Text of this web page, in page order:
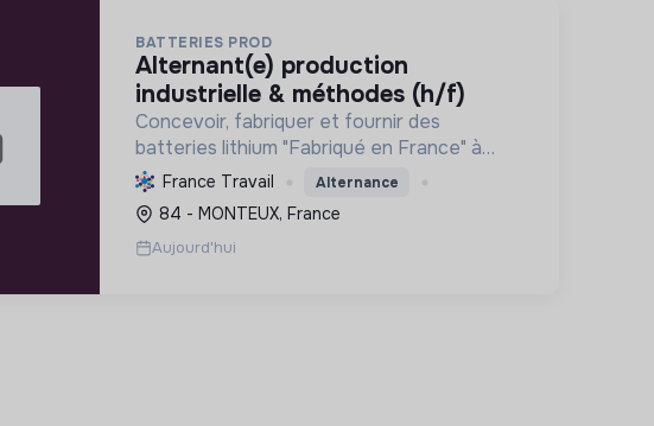
BATTERIES PROD
alternant(e) production
industrielle & méthodes (h/f)
Concevoir, fabriquer et fournir des
batteries lithium "Fabriqué en France" à
haute performance, favorisant le stockage
d'énergie et la mobilité électrique, avec un
engagement éco-responsable.
France Travail Alternance
84 - MONTEUX, France
Aujourd'hui